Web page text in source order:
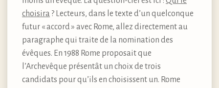
choisira ? Lecteurs, dans le texte d’un quelconque
futur « accord » avec Rome, allez directement au
paragraphe qui traite de la nomination des
évêques. En 1988 Rome proposait que
l’Archevêque présentât un choix de trois
candidats pour qu’ils en choisissent un. Rome